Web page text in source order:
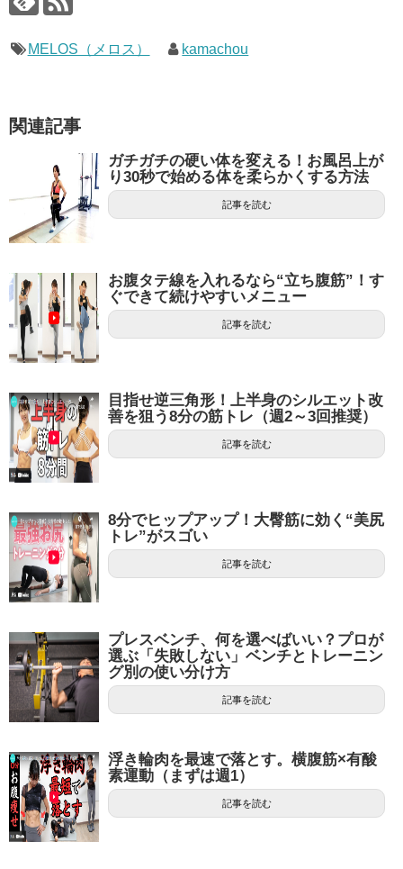
MELOS（メロス） kamachou
関連記事
ガチガチの硬い体を変える！お風呂上が
り30秒で始める体を柔らかくする方法
記事を読む
お腹タテ線を入れるなら“立ち腹筋”！す
ぐできて続けやすいメニュー
記事を読む
目指せ逆三角形！上半身のシルエット改
善を狙う8分の筋トレ（週2～3回推奨）
記事を読む
8分でヒップアップ！大臀筋に効く“美尻
トレ”がスゴい
記事を読む
プレスベンチ、何を選べばいい？プロが
選ぶ「失敗しない」ベンチとトレーニン
グ別の使い分け方
記事を読む
浮き輪肉を最速で落とす。横腹筋×有酸
素運動（まずは週1）
記事を読む